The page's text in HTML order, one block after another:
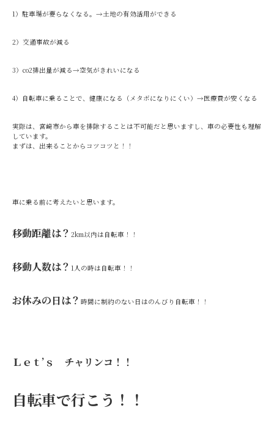
1）駐車場が要らなくなる。→土地の有効活用ができる
2）交通事故が減る
3）co2排出量が減る→空気がきれいになる
4）自転車に乗ることで、健康になる（メタボになりにくい）→医療費が安くなる
実際は、宮崎市から車を排除することは不可能だと思いますし、車の必要性も理解
しています。
まずは、出来ることからコツコツと！！
車に乗る前に考えたいと思います。
移動距離は？ 2km以内は自転車！！
移動人数は？ 1人の時は自転車！！
お休みの日は？ 時間に制約のない日はのんびり自転車！！
Ｌｅｔ’ｓ チャリンコ！！
自転車で行こう！！